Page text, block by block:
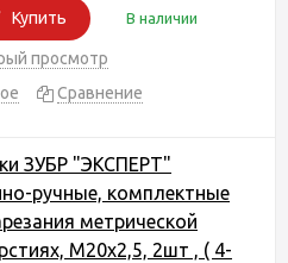
Купить В наличии
просмотр
Сравнение
ЗУБР "ЭКСПЕРТ"
ручные, комплектные
метрической
М20х2,5, 2шт , ( 4-